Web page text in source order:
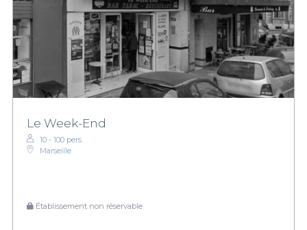
Le Week-End
10 - 100 pers.
Marseille
Établissement non réservable